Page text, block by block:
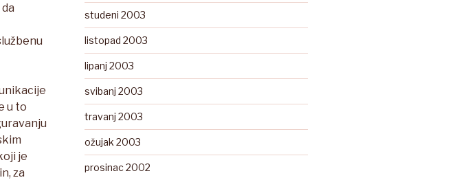
u to
je
za
studeni 2003
listopad 2003
lipanj 2003
svibanj 2003
travanj 2003
ožujak 2003
prosinac 2002